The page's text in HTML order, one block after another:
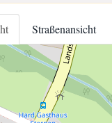
Straßenansicht